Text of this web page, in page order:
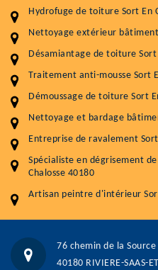
Hydrofuge de toiture Sort En
Nettoyage extérieur
Désamiantage de toiture Sort
Traitement anti-mousse Sort
Démoussage de toiture Sort
Nettoyage et bardage
Entreprise de ravalement Sort
Spécialiste en dégrisement
Chalosse 40180
Artisan peintre d'intérieur
76 chemin de la Source
40180 RIVIERE-SAAS-
Plus de 15 ans
Service
Nettoyageb toiture
Démoussage toiture
Traitement hydrofuge
Artisant local
76 chemin de la Source